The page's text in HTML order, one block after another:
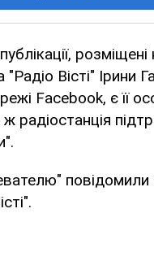
розміщені
Вісті" Ірини
Facebook, є її
радіостанція
повідомили